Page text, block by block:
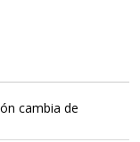
cambia de